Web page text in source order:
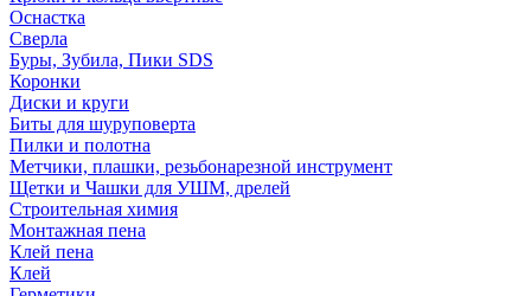
Оснастка
Сверла
Буры, Зубила, Пики SDS
Коронки
Диски и круги
Биты для шуруповерта
Пилки и полотна
Метчики, плашки, резьбонарезной инструмент
Щетки и Чашки для УШМ, дрелей
Строительная химия
Монтажная пена
Клей пена
Клей